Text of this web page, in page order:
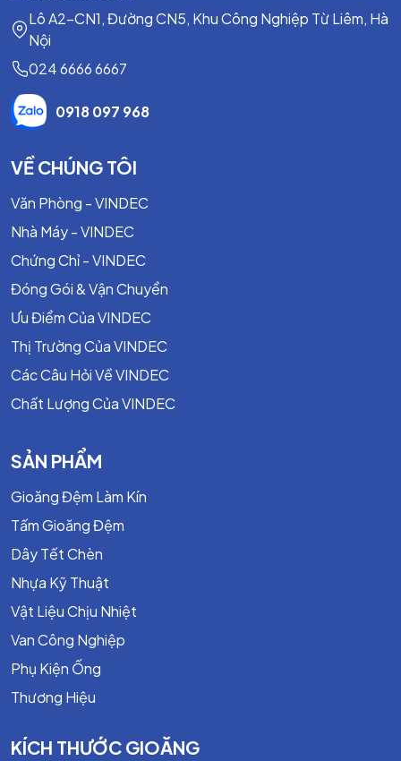
Dung dai độ dày : + không qui định, - 15%
ĐK từ 2" trở lên ± 5
Lô A2-CN1, Đường CN5, Khu Công Nghiệp Từ Liêm, Hà
Nội
024 6666 6667
0918 097 968
VỀ CHÚNG TÔI
Văn Phòng - VINDEC
Nhà Máy - VINDEC
Chứng Chỉ - VINDEC
Đóng Gói & Vận Chuyển
Ưu Điểm Của VINDEC
Thị Trường Của VINDEC
Các Câu Hỏi Về VINDEC
Chất Lượng Của VINDEC
SẢN PHẨM
Gioăng Đệm Làm Kín
Tấm Gioăng Đệm
Dây Tết Chèn
Nhựa Kỹ Thuật
Vật Liệu Chịu Nhiệt
Van Công Nghiệp
Phụ Kiện Ống
Thương Hiệu
KÍCH THƯỚC GIOĂNG